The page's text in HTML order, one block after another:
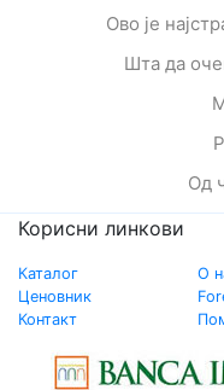
Ово је
Шта да
Од
Корисни линкови
Каталог
Ценовник
Контакт
О